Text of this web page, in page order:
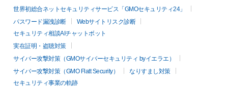
世界初総合ネットセキュリティサービス「GMOセキュリティ24」
パスワード漏洩診断
Webサイトリスク診断
セキュリティ相談AIチャットボット
実在証明・盗聴対策
サイバー攻撃対策（GMOサイバーセキュリティ byイエラエ）
サイバー攻撃対策（GMO Flatt Security）
なりすまし対策
セキュリティ事業の軌跡